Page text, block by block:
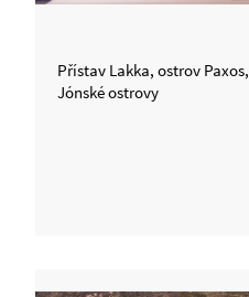
Přístav Lakka, ostrov Paxos,
Jónské ostrovy